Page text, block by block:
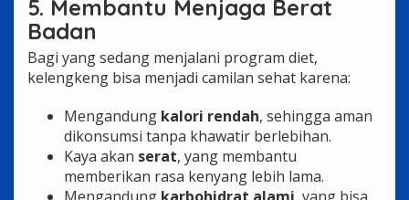
5. Membantu Menjaga Berat
Badan
Bagi yang sedang menjalani program diet,
kelengkeng bisa menjadi camilan sehat karena:
Mengandung kalori rendah, sehingga aman
dikonsumsi tanpa khawatir berlebihan.
Kaya akan serat, yang membantu
memberikan rasa kenyang lebih lama.